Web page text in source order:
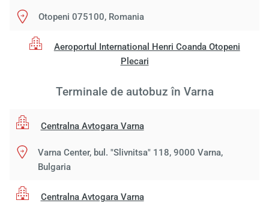
Otopeni 075100, Romania
Aeroportul International Henri Coanda Otopeni
Plecari
Terminale de autobuz în Varna
Centralna Avtogara Varna
Varna Center, bul. "Slivnitsa" 118, 9000 Varna,
Bulgaria
Centralna Avtogara Varna